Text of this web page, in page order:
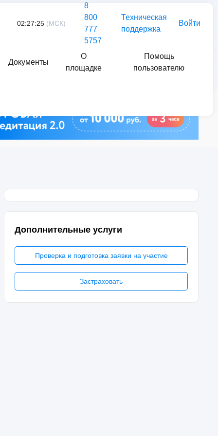
02:27:25 (МСК)
8
800
777
5757
Техническая
поддержка
Войти
Документы
О
площадке
Помощь
пользователю
Дополнительные услуги
Проверка и подготовка заявки на участие
Застраховать